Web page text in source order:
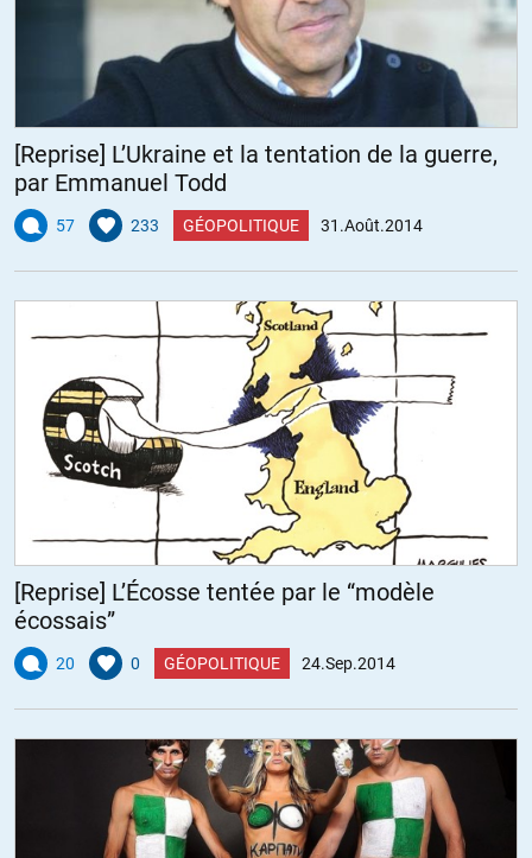
[Reprise] L’Ukraine et la tentation de la guerre,
par Emmanuel Todd
57 233 GÉOPOLITIQUE 31.Août.2014
[Reprise] L’Écosse tentée par le “modèle
écossais”
20 0 GÉOPOLITIQUE 24.Sep.2014